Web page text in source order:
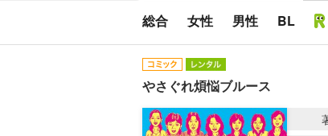
総合 女性 男性 BL
やさぐれ煩悩ブルース